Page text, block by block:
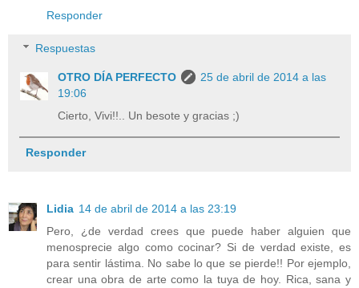
Responder
Respuestas
OTRO DÍA PERFECTO
25 de abril de 2014 a las
19:06
Cierto, Vivi!!.. Un besote y gracias ;)
Responder
Lidia 14 de abril de 2014 a las 23:19
Pero, ¿de verdad crees que puede haber alguien que
menosprecie algo como cocinar? Si de verdad existe, es
para sentir lástima. No sabe lo que se pierde!! Por ejemplo,
crear una obra de arte como la tuya de hoy. Rica, sana y